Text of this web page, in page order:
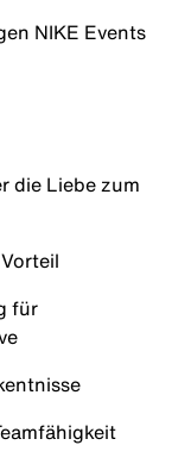
NIKE Events
die Liebe zum
für